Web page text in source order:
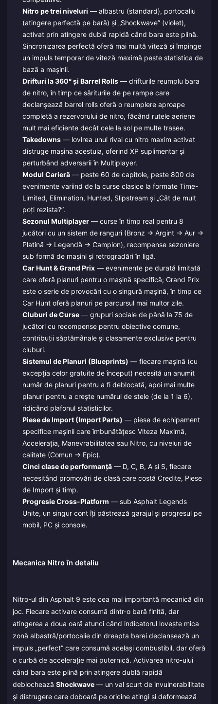
Nitro pe trei niveluri — albastru (standard), portocaliu
(atingere perfectă pe bară) și „Shockwave” (violet),
activat prin atingere dublă rapidă când bara este plină.
Sincronizarea perfectă oferă mai multă viteză și împinge
un impuls temporar de viteză maximă peste statistica de
bază a mașinii.
Drifturi la 360° și Barrel Rolls— drifturile reumplu bara
de nitro, în timp ce săriturile de pe rampe care
declanșează barrel rolls oferă o reumplere aproape
completă a rezervorului de nitro, făcând rutele aeriene
mult mai eficiente decât cele la sol pe multe trasee.
Takedowns— lovirea unui rival cu nitro maxim activat
distruge mașina acestuia, oferind XP suplimentar și
perturbând adversarii în Multiplayer.
Modul Carieră— peste 60 de capitole, peste 800 de
evenimente variind de la curse clasice la formate Time-
Limited, Elimination, Hunted, Slipstream și „Cât de mult
poți rezista?”.
Sezonul Multiplayer— curse în timp real pentru 8
jucători cu un sistem de ranguri (Bronz → Argint → Aur →
Platină → Legendă → Campion), recompense sezoniere
sub formă de mașini și retrogradări în ligă.
Car Hunt & Grand Prix— evenimente pe durată limitată
care oferă planuri pentru o mașină specifică; Grand Prix
este o serie de provocări cu o singură mașină, în timp ce
Car Hunt oferă planuri pe parcursul mai multor zile.
Cluburi de Curse— grupuri sociale de până la 75 de
jucători cu recompense pentru obiective comune,
contribuții săptămânale și clasamente exclusive pentru
cluburi.
Sistemul de Planuri (Blueprints) — fiecare mașină (cu
excepția celor gratuite de început) necesită un anumit
număr de planuri pentru a fi deblocată, apoi mai multe
planuri pentru a crește numărul de stele (de la 1 la 6),
ridicând plafonul statisticilor.
Piese de Import (Import Parts) — piese de echipament
specifice mașinii care îmbunătățesc Viteza Maximă,
Accelerația, Manevrabilitatea sau Nitro, cu niveluri de
calitate (Comun → Epic).
Cinci clase de performanță— D, C, B, A și S, fiecare
necesitând promovări de clasă care costă Credite, Piese
de Import și timp.
Progresie Cross-Platform — sub Asphalt Legends
Unite, un singur cont îți păstrează garajul și progresul pe
mobil, PC și console.
Mecanica Nitro în detaliu
Nitro-ul din Asphalt 9 este cea mai importantă mecanică din
joc. Fiecare activare consumă dintr-o bară finită, dar
atingerea a doua oară atunci când indicatorul lovește mica
zonă albastră/portocalie din dreapta barei declanșează un
impuls „perfect” care consumă același combustibil, dar oferă
o curbă de accelerație mai puternică. Activarea nitro-ului
când bara este plină prin atingere dublă rapidă
deblochează Shockwave — un val scurt de invulnerabilitate
și distrugere care doboară pe oricine atingi și deformează